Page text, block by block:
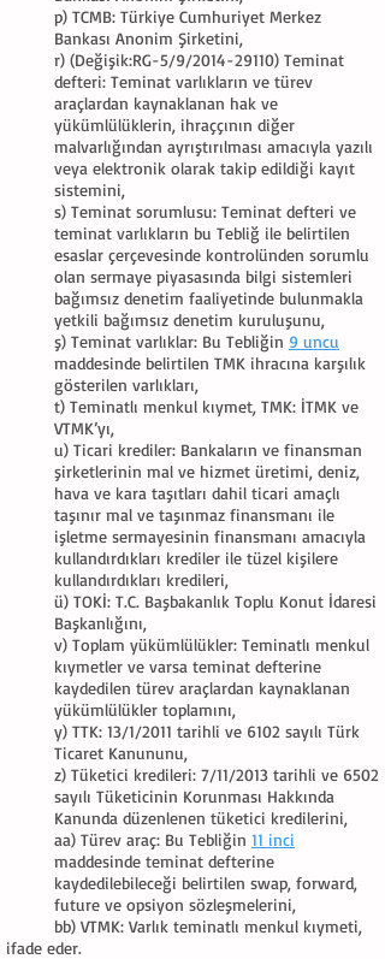
p) TCMB: Türkiye Cumhuriyet Merkez
Bankası Anonim Şirketini,
r) (Değişik:RG-5/9/2014-29110) Teminat
defteri: Teminat varlıkların ve türev
araçlardan kaynaklanan hak ve
yükümlülüklerin, ihraççının diğer
malvarlığından ayrıştırılması amacıyla yazılı
veya elektronik olarak takip edildiği kayıt
sistemini,
s) Teminat sorumlusu: Teminat defteri ve
teminat varlıkların bu Tebliğ ile belirtilen
esaslar çerçevesinde kontrolünden sorumlu
olan sermaye piyasasında bilgi sistemleri
bağımsız denetim faaliyetinde bulunmakla
yetkili bağımsız denetim kuruluşunu,
ş) Teminat varlıklar: Bu Tebliğin 9 uncu
maddesinde belirtilen TMK ihracına karşılık
gösterilen varlıkları,
t) Teminatlı menkul kıymet, TMK: İTMK ve
VTMK’yı,
u) Ticari krediler: Bankaların ve finansman
şirketlerinin mal ve hizmet üretimi, deniz,
hava ve kara taşıtları dahil ticari amaçlı
taşınır mal ve taşınmaz finansmanı ile
işletme sermayesinin finansmanı amacıyla
kullandırdıkları krediler ile tüzel kişilere
kullandırdıkları kredileri,
ü) TOKİ: T.C. Başbakanlık Toplu Konut İdaresi
Başkanlığını,
v) Toplam yükümlülükler: Teminatlı menkul
kıymetler ve varsa teminat defterine
kaydedilen türev araçlardan kaynaklanan
yükümlülükler toplamını,
y) TTK: 13/1/2011 tarihli ve 6102 sayılı Türk
Ticaret Kanununu,
z) Tüketici kredileri: 7/11/2013 tarihli ve 6502
sayılı Tüketicinin Korunması Hakkında
Kanunda düzenlenen tüketici kredilerini,
aa) Türev araç: Bu Tebliğin 11 inci
maddesinde teminat defterine
kaydedilebileceği belirtilen swap, forward,
future ve opsiyon sözleşmelerini,
bb) VTMK: Varlık teminatlı menkul kıymeti,
ifade eder.